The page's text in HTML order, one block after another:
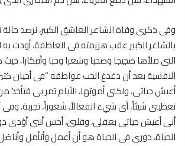
وفى ذكرى وفاة الشاعر العاشق الكبير، نرصد
بالشاعر الكبير عقب هزيمته فى العاطفة، أودت
التى ملأها ضجيجا وصخبا وشعرا وحبا وأفكارا،
النفسية بعد أن دغدغ الحب عواطفه “فى أحيان
أعيش حياتى، ولكنى أموتها، الأيام تمر بى
تعطينى شيئاً، أى شيء انفعالاً، شعوراً، تجربة،
أنى أعيش حياتى بعقلى، وقلبى، أحس أننى أؤدى
الحياة، دورى فى الحياة هو أن أعمل وأتأمل